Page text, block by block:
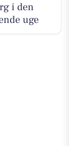
i den
uge